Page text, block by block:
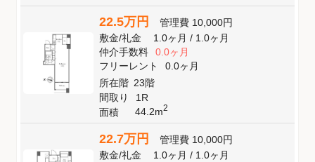
22.5万円 管理費 10,000円
敷金/礼金 1.0ヶ月/ 1.0ヶ月
仲介手数料
0.0ヶ月
フリーレント
0.0ヶ月
所在階 23階
間取り
1R
面積
44.2m2
22.7万円 管理費 10,000円
敷金/礼金 1.0ヶ月/ 1.0ヶ月